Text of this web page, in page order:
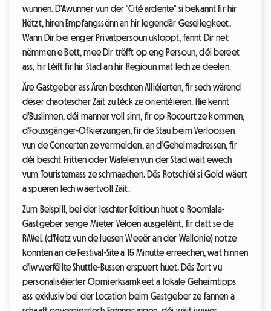
wunnen. D'Awunner vun der "Cité ardente" si bekannt fir hir
Hëtzt, hiren Empfangssënn an hir legendär Gesellegkeet.
Wann Dir bei enger Privatpersoun ukloppt, fannt Dir net
nëmmen e Bett, mee Dir trëfft op eng Persoun, déi bereet
ass, hir Léift fir hir Stad an hir Regioun mat Iech ze deelen.
Äre Gastgeber ass Ären beschten Alliéierten, fir sech wärend
dëser chaotescher Zäit zu Léck ze orientéieren. Hie kennt
d'Buslinnen, déi manner voll sinn, fir op Rocourt ze kommen,
d'Foussgänger-Ofkierzungen, fir de Stau beim Verloossen
vun de Concerten ze vermeiden, an d'Geheimadressen, fir
déi bescht Fritten oder Wafelen vun der Stad wäit ewech
vum Touristemass ze schmaachen. Dës Rotschléi si Gold wäert
a spueren Iech wäertvoll Zäit.
Zum Beispill, bei der leschter Editioun huet e Roomlala-
Gastgeber senge Mieter Vëloen ausgeléint, fir datt se de
RAVeL (d'Netz vun de luesen Weeër an der Wallonie) notze
konnten an de Festival-Site a 15 Minutte erreechen, wat hinnen
d'iwwerfëllte Shuttle-Bussen erspuert huet. Dës Zort vu
personaliséierter Opmierksamkeet a lokale Geheimtipps
ass exklusiv bei der Location beim Gastgeber ze fannen a